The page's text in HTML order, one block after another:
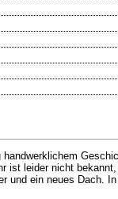
ist leider nicht
und ein neues Dach.